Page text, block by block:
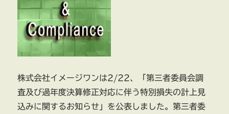
っ
き
た
員
会
の
株式会社イメージワンは2/22、「第三者委員会調
査及び過年度決算修正対応に伴う特別損失の計上見
込みに関するお知らせ」を公表しました。第三者委